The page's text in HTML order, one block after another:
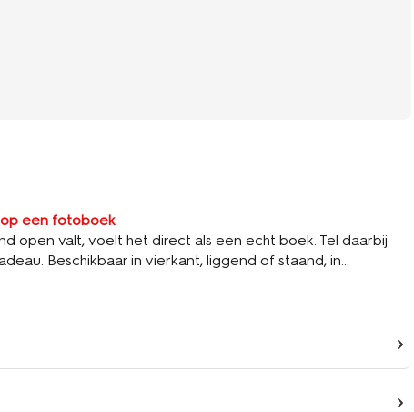
een fotoboek
open valt, voelt het direct als een echt boek. Tel daarbij
Beschikbaar in vierkant, liggend of staand, in